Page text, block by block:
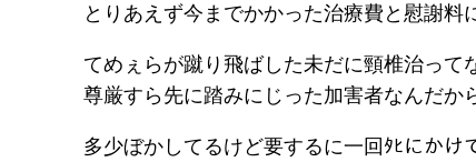
とりあえず今までかかった治療費と慰謝
てめぇらが蹴り飛ばした未だに頸椎治っ
尊厳すら先に踏みにじった加害者なんだか
多少ぼかしてるけど要するに一回ﾀﾋにか